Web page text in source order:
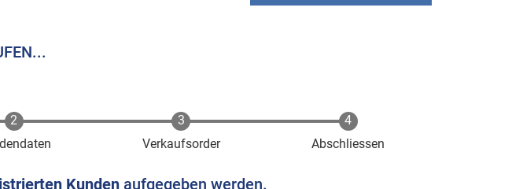
Verkaufsorder
Abschliessen
Kunden aufgegeben werden.